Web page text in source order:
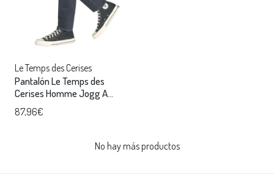
Le Temps des Cerises
Pantalón Le Temps des
Cerises Homme Jogg A
Vaquero
87,96€
No hay más productos